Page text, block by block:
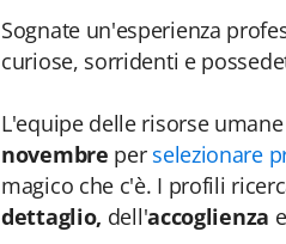
Sognate un'esperienza
curiose, sorridenti e
L'equipe delle risorse
novembre per selezionare
magico che c'è. I profili
dettaglio, dell'accoglienza